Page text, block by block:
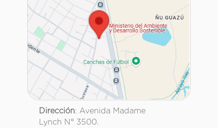
Dirección: Avenida Madame
Lynch N° 3500.